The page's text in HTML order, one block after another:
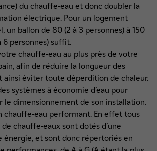
du chauffe-eau et donc doubler la
électrique. Pour un logement
un ballon de 80 (2 à 3 personnes) à 150
6 personnes) suffit.
chauffe-eau au plus près de votre
afin de réduire la longueur des
ainsi éviter toute déperdition de chaleur.
systèmes à économie d’eau pour
le dimensionnement de son installation.
chauffe-eau performant. En effet tous
de chauffe-eaux sont dotés d’une
énergie, et sont donc répertoriés en